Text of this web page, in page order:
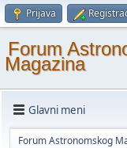
Prijava
Forum
Magazina
Glavni meni
Forum Astronomskog